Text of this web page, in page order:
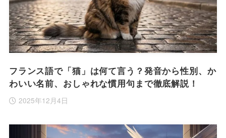
フランス語で「猫」は何て言う？発音から性別、か
わいい名前、おしゃれな慣用句まで徹底解説！
2025年12月4日